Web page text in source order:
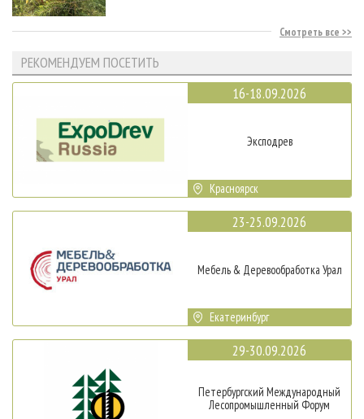
Смотреть все
РЕКОМЕНДУЕМ ПОСЕТИТЬ
16-18.09.2026
Эксподрев
Красноярск
23-25.09.2026
Мебель & Деревообработка Урал
Екатеринбург
29-30.09.2026
Петербургский Международный
Лесопромышленный Форум